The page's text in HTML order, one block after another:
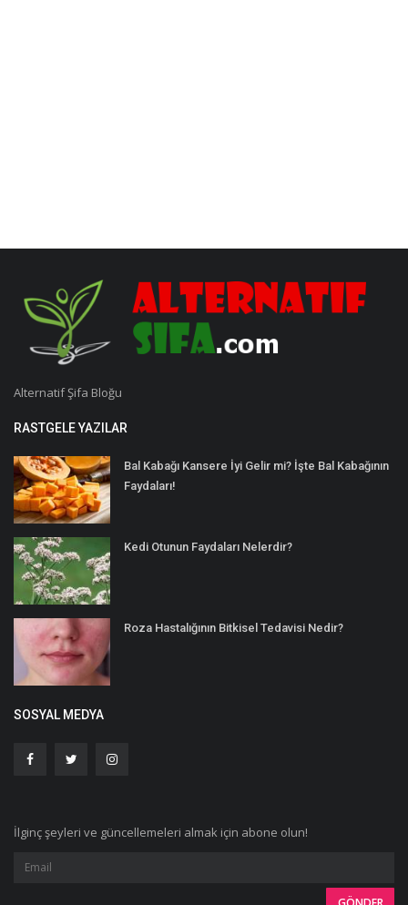
Alternatif Şifa Bloğu
RASTGELE YAZILAR
Bal Kabağı Kansere İyi Gelir mi? İşte Bal Kabağının
Faydaları!
Kedi Otunun Faydaları Nelerdir?
Roza Hastalığının Bitkisel Tedavisi Nedir?
SOSYAL MEDYA
İlginç şeyleri ve güncellemeleri almak için abone olun!